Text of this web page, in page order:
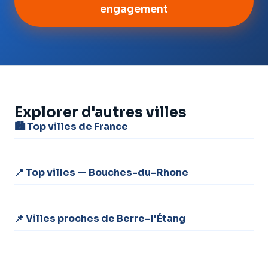
engagement
Explorer d'autres villes
🏙️ Top villes de France
📍 Top villes — Bouches-du-Rhone
📌 Villes proches de Berre-l'Étang